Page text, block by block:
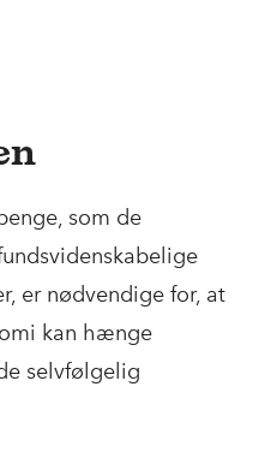
som de
er nødvendige for, at
kan hænge
selvfølgelig